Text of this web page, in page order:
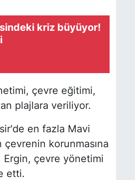
kriz büyüyor!
çevre eğitimi,
plajlara veriliyor.
en fazla Mavi
korunmasına
Ergin, çevre yönetimi
etti.